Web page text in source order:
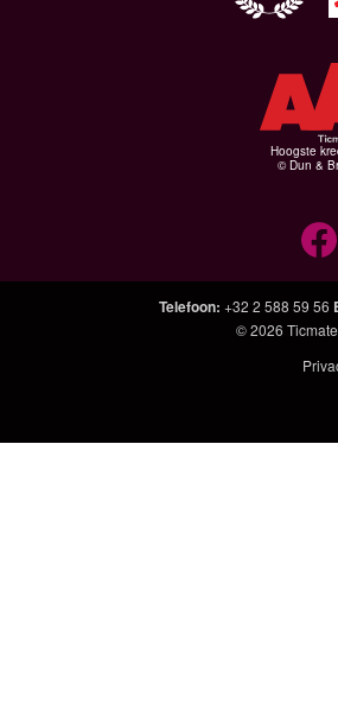
Hoogste
© Dun &
Telefoon: +32 2 588 59 56
© 2026